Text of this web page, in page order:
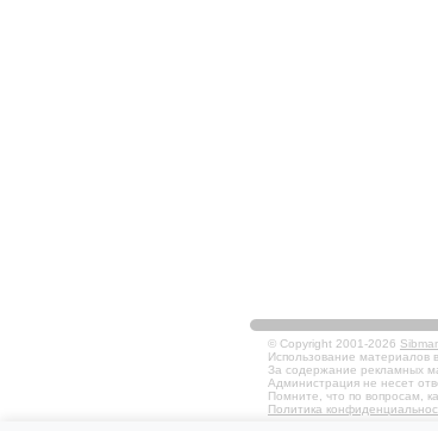
© Copyright 2001-2026
Использование материалов
За содержание рекламных
Администрация не несет
Помните, что по вопросам,
Политика